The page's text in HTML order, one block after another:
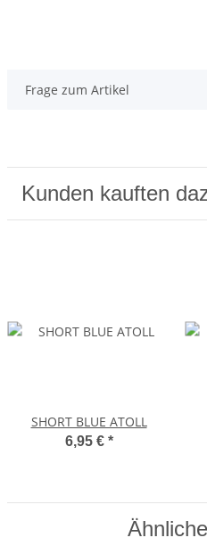
Frage zum Artikel
Kunden kauften
SHORT BLUE ATOLL
6,95 € *